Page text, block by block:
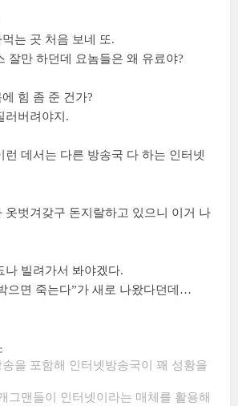
는 곳 처음 보네 또.
잘만 하던데 요놈들은 왜 유료야?
힘 좀 준 건가?
러버려야지.
데서는 다른 방송국 다 하는 인터넷
옷벗겨갖구 돈지랄하고 있으니 이거 나
나 빌려가서 봐야겠다.
으면 죽는다”가 새로 나왔다던데…
을 포함해 인터넷방송국이 꽤 성황을
그맨들이 인터넷이라는 매체를 활용해